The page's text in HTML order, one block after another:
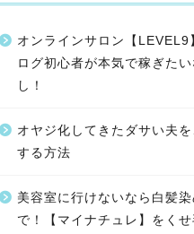
オンラインサロン【LEVEL9
ログ初心者が本気で稼ぎた
し！
オヤジ化してきたダサい夫を
する方法
美容室に行けないなら白髪
で！【マイナチュレ】をく